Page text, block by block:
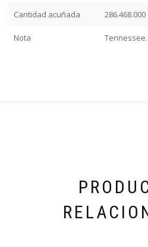
Cantidad acuñada 286.468.000
Nota Tennessee.